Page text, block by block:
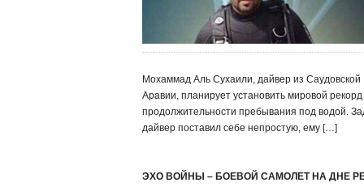
Мохаммад Аль Сухаили, дайвер из Саудовской
Аравии, планирует установить мировой
продолжительности пребывания под водой.
дайвер поставил себе непростую, ему […]
ЭХО ВОЙНЫ – БОЕВОЙ САМОЛЕТ НА ДНЕ